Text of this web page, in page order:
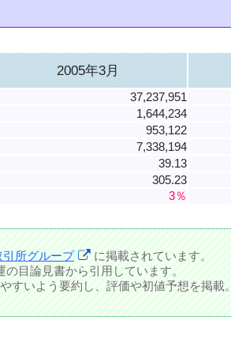
2005年3月
37,237,951
1,644,234
953,122
7,338,194
39.13
305.23
3％
引所グループ
に掲載されています。
目論見書から引用しています。
すいよう要約し、評価や初値予想を掲載。